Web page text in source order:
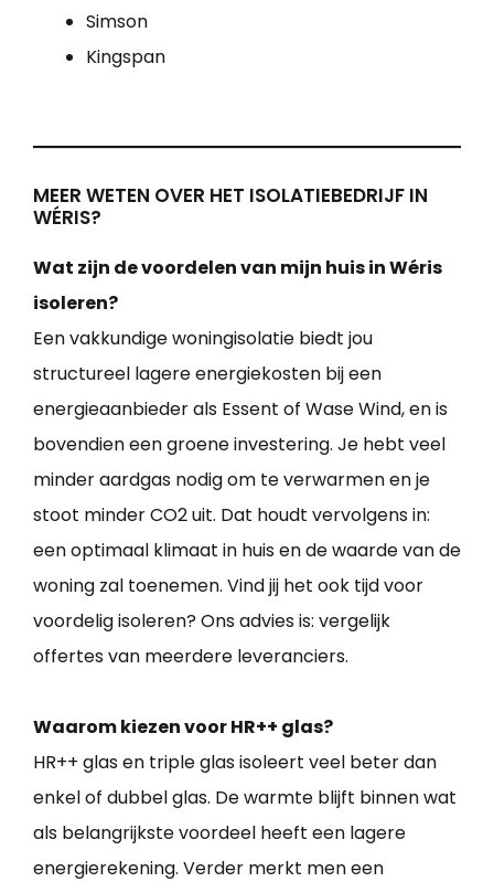
Simson
Kingspan
MEER WETEN OVER HET ISOLATIEBEDRIJF IN
WÉRIS?
Wat zijn de voordelen van mijn huis in Wéris
isoleren?
Een vakkundige woningisolatie biedt jou
structureel lagere energiekosten bij een
energieaanbieder als Essent of Wase Wind, en is
bovendien een groene investering. Je hebt veel
minder aardgas nodig om te verwarmen en je
stoot minder CO2 uit. Dat houdt vervolgens in:
een optimaal klimaat in huis en de waarde van de
woning zal toenemen. Vind jij het ook tijd voor
voordelig isoleren? Ons advies is: vergelijk
offertes van meerdere leveranciers.
Waarom kiezen voor HR++ glas?
HR++ glas en triple glas isoleert veel beter dan
enkel of dubbel glas. De warmte blijft binnen wat
als belangrijkste voordeel heeft een lagere
energierekening. Verder merkt men een